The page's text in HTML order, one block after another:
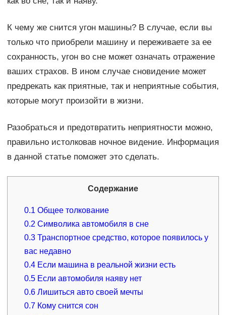
К чему же снится угон машины? В случае, если вы
только что приобрели машину и переживаете за ее
сохранность, угон во сне может означать отражение
ваших страхов. В ином случае сновидение может
предрекать как приятные, так и неприятные события,
которые могут произойти в жизни.
Разобраться и предотвратить неприятности можно,
правильно истолковав ночное видение. Информация
в данной статье поможет это сделать.
Содержание
0.1 Общее толкование
0.2 Символика автомобиля в сне
0.3 Транспортное средство, которое появилось у
вас недавно
0.4 Если машина в реальной жизни есть
0.5 Если автомобиля наяву нет
0.6 Лишиться авто своей мечты
0.7 Кому снится сон